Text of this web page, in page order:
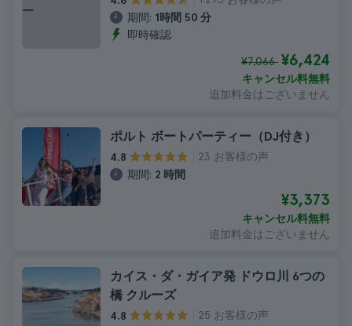
期間: 1時間 50 分
即時確認
¥7,066 ¥6,424
キャンセル料無料
追加料金はございません
ポルト ボートパーティー（DJ付き）
4.8
23 お客様の声
期間: 2 時間
¥3,373
キャンセル料無料
追加料金はございません
カイス・ダ・ガイア発 ドウロ川 6つの
橋 クルーズ
4.8
25 お客様の声